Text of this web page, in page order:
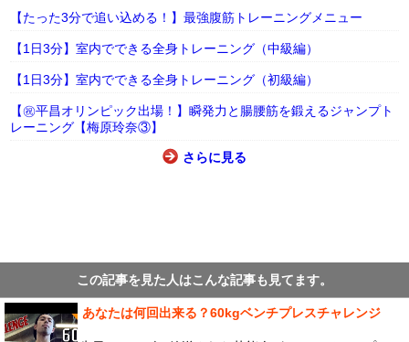
【たった3分で追い込める！】最強腹筋トレーニングメニュー
【1日3分】室内でできる全身トレーニング（中級編）
【1日3分】室内でできる全身トレーニング（初級編）
【㊗平昌オリンピック出場！】瞬発力と腸腰筋を鍛えるジャンプト
レーニング【梅原玲奈③】
さらに見る
この記事を見た人はこんな記事も見てます。
あなたは何回出来る？60kgベンチプレスチャレンジ